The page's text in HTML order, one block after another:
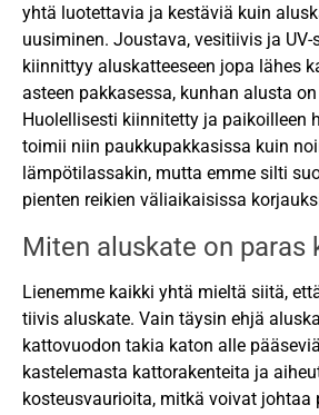
yhtä luotettavia ja kestäviä kuin
uusiminen. Joustava, vesitiivis ja
kiinnittyy aluskatteeseen jopa lähes
asteen pakkasessa, kunhan alusta
Huolellisesti kiinnitetty ja paikoilleen
toimii niin paukkupakkasissa kuin
lämpötilassakin, mutta emme silti
pienten reikien väliaikaisissa
Miten aluskate on paras
Lienemme kaikki yhtä mieltä siitä,
tiivis aluskate. Vain täysin ehjä
kattovuodon takia katon alle
kastelemasta kattorakenteita ja
kosteusvaurioita, mitkä voivat johtaa